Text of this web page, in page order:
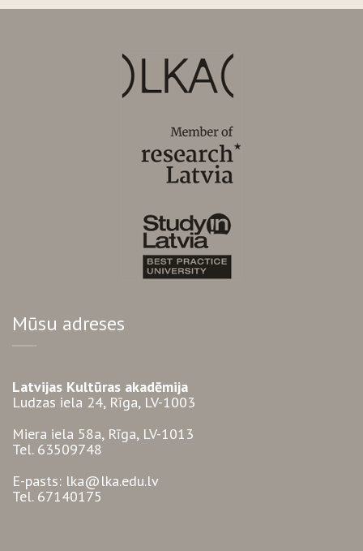
Mūsu adreses
Latvijas Kultūras akadēmija
Ludzas iela 24, Rīga, LV-1003
Miera iela 58a, Rīga, LV-1013
Tel. 63509748
E-pasts: lka@lka.edu.lv
Tel. 67140175